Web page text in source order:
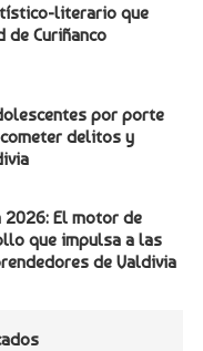
literario que
Curiñanco
por porte
delitos y
2026: El motor de
que impulsa a las
de Valdivia